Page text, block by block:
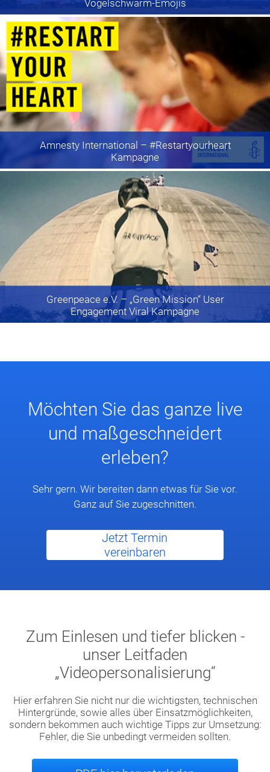
Vogelschwarm-Emojis
Amnesty International – #Restartyourheart
Kampagne
Greenpeace e.V. – „Green Mission“ User
Engagement Viral Kampagne
Möchten Sie das ganze live
und maßgeschneidert
erleben?
Sehr gern. Wir bereiten dann etwas für Sie vor.
Ganz auf Sie zugeschnitten.
Jetzt Termin
vereinbaren
Zum Einlesen und tiefer blicken -
unser Leitfaden
„Videopersonalisierung“
Hier erfahren Sie nicht nur die wichtigsten, technischen
Hintergründe, sowie alles über Einsatzmöglichkeiten,
sondern bekommen auch wichtige Tipps zur Umsetzung:
Fehler, die Sie unbedingt vermeiden sollten.